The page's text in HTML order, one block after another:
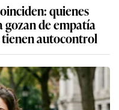
quienes
gozan de empatía
autocontrol